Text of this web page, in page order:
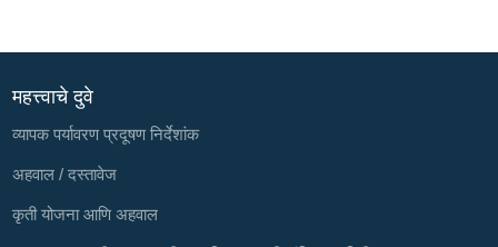
महत्त्वाचे दुवे
व्यापक पर्यावरण प्रदूषण निर्देशांक
अहवाल / दस्तावेज
कृती योजना आणि अहवाल